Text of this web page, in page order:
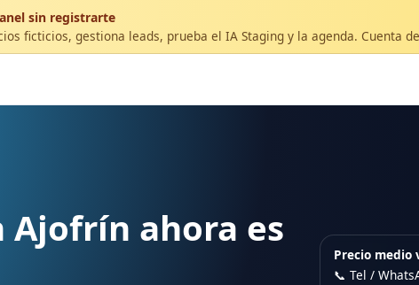
sin registrarte
ficticios, gestiona leads, prueba el IA Staging y la agenda. Cuenta
Ajofrín ahora es
Precio medio
📞 Tel /